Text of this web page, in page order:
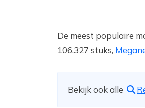
De meest populaire
106.327 stuks,
Bekijk ook alle